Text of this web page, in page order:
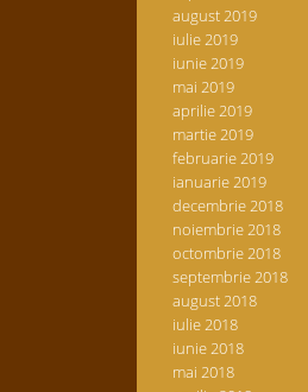
august 2019
iulie 2019
iunie 2019
mai 2019
aprilie 2019
martie 2019
februarie 2019
ianuarie 2019
decembrie 2018
noiembrie 2018
octombrie 2018
septembrie 2018
august 2018
iulie 2018
iunie 2018
mai 2018